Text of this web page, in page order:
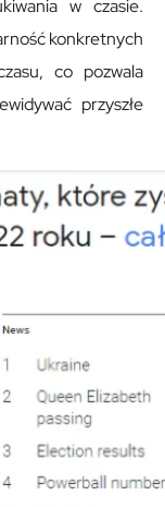
w czasie.
konkretnych
co pozwala
przyszłe